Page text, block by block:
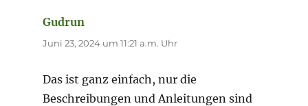
Gudrun
Juni 23, 2024 um 11:21 a.m. Uhr
Das ist ganz einfach, nur die
Beschreibungen und Anleitungen sind